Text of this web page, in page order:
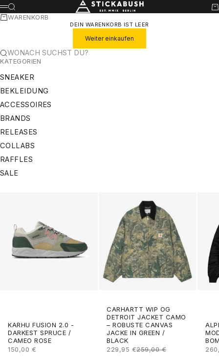
ZUM INHALT SPRINGEN STICKABUSH
MENÜ
SUCHE
WARENKORB
DEIN WARENKORB IST LEER
Weiter einkaufen
WONACH SUCHST DU?
KATEGORIEN
SNEAKER
BEKLEIDUNG
ACCESSOIRES
BRANDS
RELEASES
COLLABS
RAFFLES
SALE
KARHU FUSION 2.0 -
DARKEST SPRUCE /
CAMEO ROSE
ANGEBOT
150,00 €
CARHARTT WIP OG
DETROIT JACKET CAMO
– ROBUSTE CANVAS
JACKE IN GREEN /
BLACK
ANGEBOT
229,95 €REGULÄRER PREIS
259,00 €